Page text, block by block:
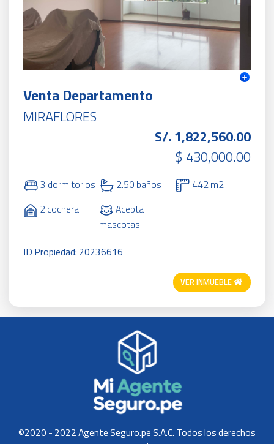
Venta Departamento
MIRAFLORES
S/. 1,822,560.00
$ 430,000.00
3 dormitorios 2.50 baños
442 m2
2 cochera
Acepta
mascotas
ID Propiedad: 20236616
VER INMUEBLE
©2020 - 2022 Agente Seguro.pe S.A.C. Todos los derechos